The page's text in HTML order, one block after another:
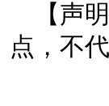
【声
点，不